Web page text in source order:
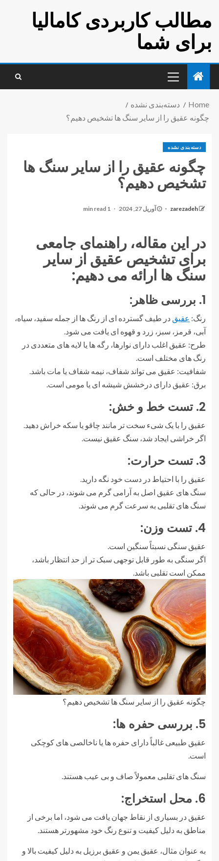
مطالب کاربردی کامالیا
برای شما
Home
دسته‌بندی نشده
چگونه عقیق را از سایر سنگ ها تشخیص دهیم؟
دسته‌بندی نشده
چگونه عقیق را از سایر سنگ ها
تشخیص دهیم؟
zarezadeh آوریل 27, 2024 1 min read
در این مقاله، راهنمای جامعی
برای تشخیص عقیق از سایر
سنگ ها ارائه می دهیم:
1. بررسی ظاهر:
رنگ: عقیق در طیف گسترده ای از رنگ ها از جمله سفید، سیاه،
آبی، قرمز، سبز، زرد و قهوه ای یافت می شود.
طرح: عقیق اغلب دارای نوارها، رگه ها یا لایه های متعددی در
رنگ های مختلف است.
شفافیت: عقیق می تواند شفاف، نیمه شفاف یا مات باشد.
برق: عقیق دارای درخشش شیشه ای یا مومی است.
2. تست خط و خش:
عقیق را با یک شیء سخت تر مانند چاقو یا سکه خراش دهید.
اگر خراشی ایجاد شد، سنگ عقیق نیست.
3. تست حرارت:
عقیق را با احتیاط در دست خود نگه دارید.
سنگ های عقیق اصل به آرامی گرم می شوند، در حالی که
سنگ های تقلبی به سرعت گرم می شوند.
4. تست وزن:
عقیق سنگی نسبتاً سنگین است.
اگر سنگی به طور قابل توجهی سبک تر از حد انتظار باشد،
ممکن است تقلبی باشد.
چگونه عقیق را از سایر سنگ ها تشخیص دهیم؟
5. بررسی حفره ها:
عقیق طبیعی غالباً دارای حفره ها یا ناخالصی های کوچکی
است.
سنگ های تقلبی معمولاً صاف و بی عیب هستند.
6. محل استخراج:
عقیق در بسیاری از نقاط جهان یافت می شود، اما برخی از
مناطق به دلیل کیفیت و تنوع رنگ خود مشهورتر هستند.
به عنوان مثال، عقیق یمن و عقیق برزیل به دلیل کیفیت بالا و